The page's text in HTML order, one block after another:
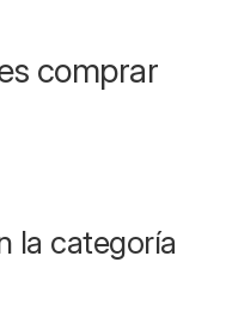
comprar
la categoría